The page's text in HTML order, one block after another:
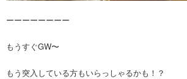
ーーーーーーーー
もうすぐGW〜
もう突入している方もいらっしゃるかも！？